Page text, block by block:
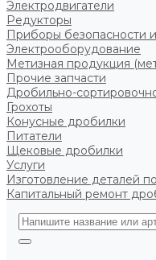
Электродвигатели
Редукторы
Приборы безопасности
Электрооборудование
Метизная продукция
Прочие запчасти
Дробильно-
Грохоты
Конусные дробилки
Питатели
Щековые дробилки
Услуги
Изготовление деталей
Капитальный ремонт